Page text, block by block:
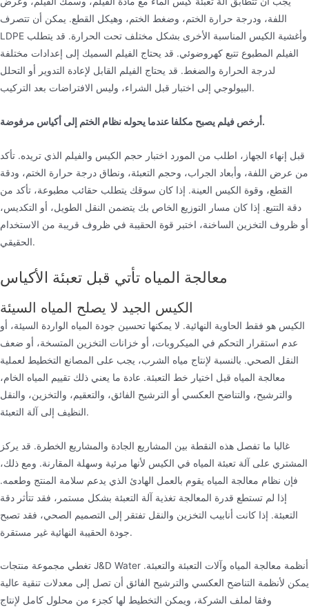
اللفة، ودرجة حرارة الختم، وضغط الختم، وهيكل القطع. يمكن أن تتصرف
LDPE وأغشية الكيس المناسبة الأخرى بشكل مختلف تحت الحرارة. قد يتطلب
الفيلم المطبوع تتبع كهروضوئي. قد يحتاج الفيلم السميك إلى إعدادات مختلفة
لدرجة الحرارة والضغط. قد يحتاج الفيلم القابل لإعادة التدوير أو التحلل
البيولوجي إلى اختبار قبل الشراء، وليس الافتراضات بعد التركيب.
أرخص فيلم يصبح مكلفا عندما يحوله نظام الختم إلى أكياس مرفوضة.
قبل إنهاء الجهاز، اطلب من المورد اختبار حجم الكيس والفيلم الذي تريده. تأكد
من عرض اللفة، وأبعاد الجراب، وحجم التعبئة، ونطاق درجة حرارة الختم، ودقة
القطع، وقوة الكيس العينة. إذا كان سوقك يتطلب حقائب مطبوعة، تأكد من
دقة التتبع. إذا كان مسار التوزيع الخاص بك يتضمن النقل الطويل، أو التكديس،
أو ظروف التخزين الساخنة، اختبر قوة الحقيبة في ظروف قريبة من الاستخدام
الحقيقي.
معالجة المياه تأتي قبل تعبئة الأكياس
الكيس الجيد لا يصلح المياه السيئة
الكيس هو فقط الحاوية النهائية. لا يمكنها تحسين جودة المياه الواردة السيئة، أو
عدم استقرار التحكم في الميكروبات، أو خزانات التخزين المتسخة، أو ضعف
النقل الصحي. بالنسبة لإنتاج مياه الشرب، يجب على المصانع التخطيط لعملية
معالجة المياه قبل اختيار خط التعبئة. عادة ما يعني ذلك تقييم المياه الخام،
والترشيح، والتناضح العكسي أو الترشيح الفائق، والتعقيم، والتخزين، والنقل
النظيف إلى آلة التعبئة.
غالبا ما تفصل هذه النقطة بين المشاريع الجادة والمشاريع الخطرة. قد يركز
المشتري على آلة تعبئة المياه في الكيس لأنها مرئية وسهلة المقارنة. ومع ذلك،
فإن نظام معالجة المياه يقوم بالعمل الهادئ الذي يدعم سلامة المنتج وطعمه.
إذا لم تستطع قدرة المعالجة تغذية آلة التعبئة بشكل مستمر، فقد تتأثر دقة
التعبئة. إذا كانت أنابيب التخزين والنقل تفتقر إلى التصميم الصحي، فقد تصبح
جودة الحقيبة النهائية غير مستقرة.
تغطي مجموعة منتجات J&D Water أنظمة معالجة المياه وآلات التعبئة والتعبئة.
يمكن لأنظمة التناضح العكسي والترشيح الفائق أن تصل إلى معدلات تنقية عالية
وفقا لملف الشركة، ويمكن التخطيط لها كجزء من محلول كامل لإنتاج